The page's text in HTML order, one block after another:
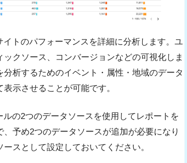
イトのパフォーマンスを詳細に分析します。ユ
ックソース、コンバージョンなどの可視化しま
分析するためのイベント・属性・地域のデータ
示させることが可能です。
ルの2つのデータソースを使用してレポートを
予め2つのデータソースが追加が必要になり
スとして設定しておいてください。